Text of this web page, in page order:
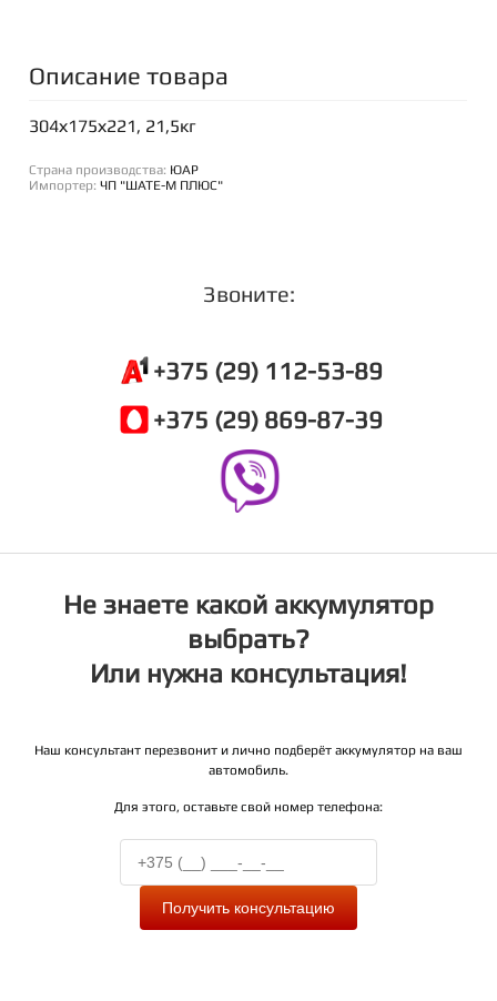
Описание товара
304х175х221, 21,5кг
Страна производства: ЮАР
Импортер:ЧП "ШАТЕ-М ПЛЮС"
Звоните:
+375 (29) 112-53-89
+375 (29) 869-87-39
Не знаете какой аккумулятор
выбрать?
Или нужна консультация!
Наш консультант перезвонит и лично подберёт аккумулятор на ваш
автомобиль.
Для этого, оставьте свой номер телефона:
Получить консультацию